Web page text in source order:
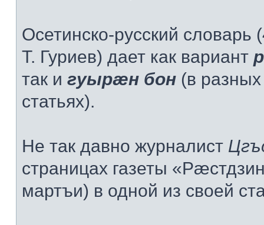
Осетинско-русский
Т. Гуриев) дает как вариант
так и гуырæн бон (в
статьях).
Не так давно журналист
страницах газеты
мартъи) в одной из своей